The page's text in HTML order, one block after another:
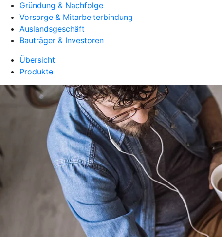
Gründung & Nachfolge
Vorsorge & Mitarbeiterbindung
Auslandsgeschäft
Bauträger & Investoren
Übersicht
Produkte